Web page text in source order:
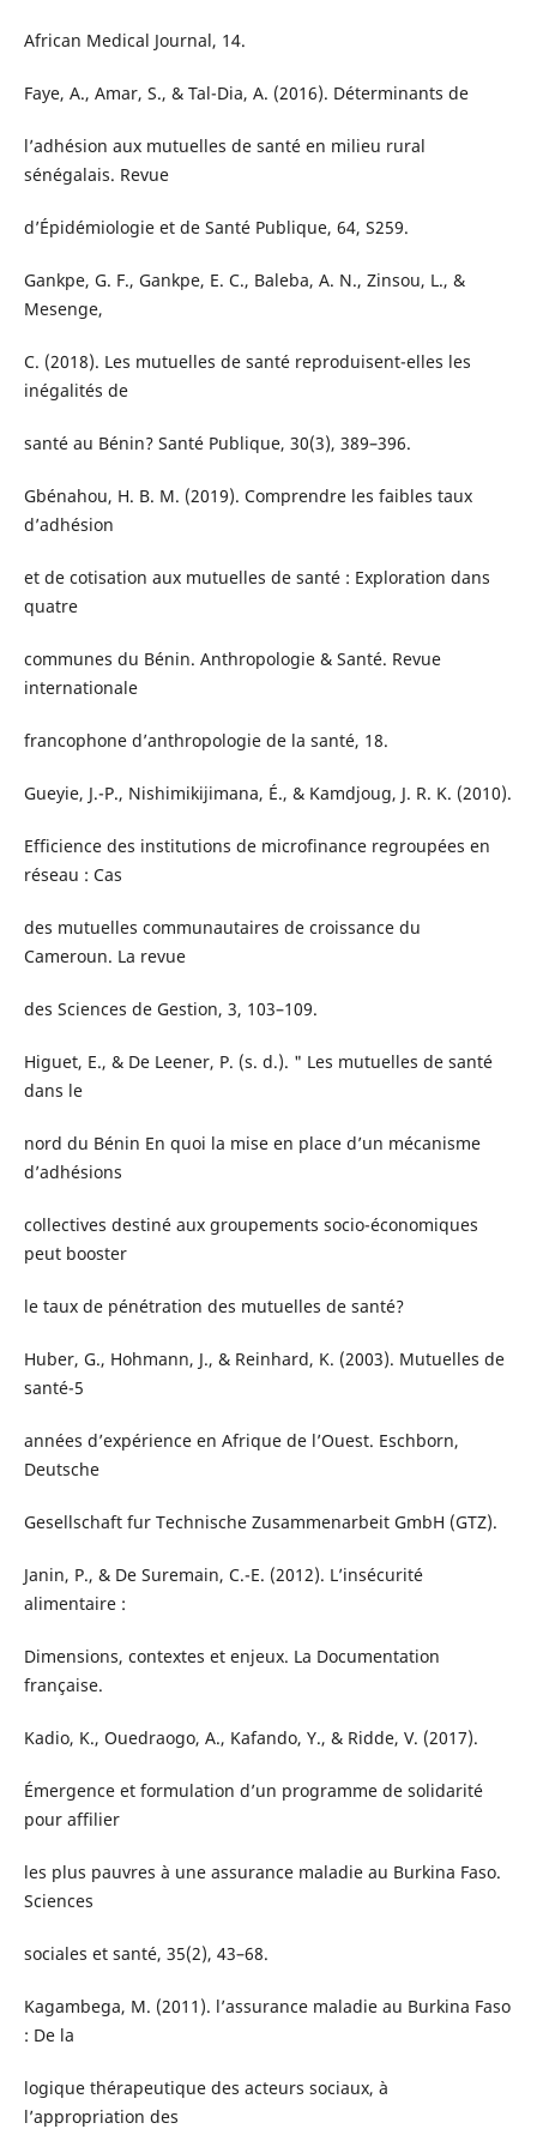
African Medical Journal, 14.
Faye, A., Amar, S., & Tal-Dia, A. (2016). Déterminants de
l’adhésion aux mutuelles de santé en milieu rural
sénégalais. Revue
d’Épidémiologie et de Santé Publique, 64, S259.
Gankpe, G. F., Gankpe, E. C., Baleba, A. N., Zinsou, L., &
Mesenge,
C. (2018). Les mutuelles de santé reproduisent-elles les
inégalités de
santé au Bénin? Santé Publique, 30(3), 389–396.
Gbénahou, H. B. M. (2019). Comprendre les faibles taux
d’adhésion
et de cotisation aux mutuelles de santé : Exploration dans
quatre
communes du Bénin. Anthropologie & Santé. Revue
internationale
francophone d’anthropologie de la santé, 18.
Gueyie, J.-P., Nishimikijimana, É., & Kamdjoug, J. R. K. (2010).
Efficience des institutions de microfinance regroupées en
réseau : Cas
des mutuelles communautaires de croissance du
Cameroun. La revue
des Sciences de Gestion, 3, 103–109.
Higuet, E., & De Leener, P. (s. d.). " Les mutuelles de santé
dans le
nord du Bénin En quoi la mise en place d’un mécanisme
d’adhésions
collectives destiné aux groupements socio-économiques
peut booster
le taux de pénétration des mutuelles de santé?
Huber, G., Hohmann, J., & Reinhard, K. (2003). Mutuelles de
santé-5
années d’expérience en Afrique de l’Ouest. Eschborn,
Deutsche
Gesellschaft fur Technische Zusammenarbeit GmbH (GTZ).
Janin, P., & De Suremain, C.-E. (2012). L’insécurité
alimentaire :
Dimensions, contextes et enjeux. La Documentation
française.
Kadio, K., Ouedraogo, A., Kafando, Y., & Ridde, V. (2017).
Émergence et formulation d’un programme de solidarité
pour affilier
les plus pauvres à une assurance maladie au Burkina Faso.
Sciences
sociales et santé, 35(2), 43–68.
Kagambega, M. (2011). l’assurance maladie au Burkina Faso
: De la
logique thérapeutique des acteurs sociaux, à
l’appropriation des